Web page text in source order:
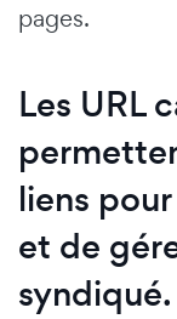
pages.
Les URL
liens
et de
syndiqué.